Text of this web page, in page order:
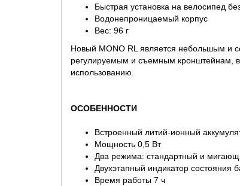
Быстрая установка на велосипед
Водонепроницаемый корпус
Вес: 96 г
Новый MONO RL является небольшым и
регулируемым и съемным кронштейнам,
использованию.
ОСОБЕННОСТИ
Встроенный литий-ионный
Мощность 0,5 Вт
Два режима: стандартный и
Двухэтапный индикатор состояния
Время работы 7 ч